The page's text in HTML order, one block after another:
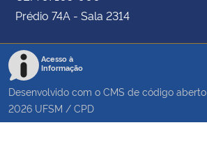
Prédio 74A - Sala 2314
Acesso à
Informação
Desenvolvido com o CMS de código aberto
2026 UFSM / CPD